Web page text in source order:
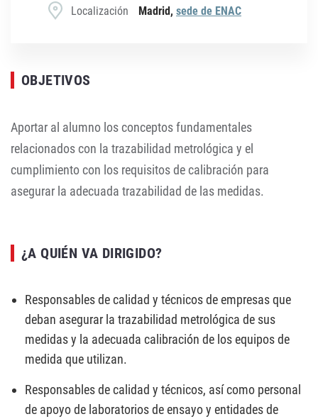
Localización Madrid, sede de ENAC
OBJETIVOS
Aportar al alumno los conceptos fundamentales
relacionados con la trazabilidad metrológica y el
cumplimiento con los requisitos de calibración para
asegurar la adecuada trazabilidad de las medidas.
¿A QUIÉN VA DIRIGIDO?
Responsables de calidad y técnicos de empresas que
deban asegurar la trazabilidad metrológica de sus
medidas y la adecuada calibración de los equipos de
medida que utilizan.
Responsables de calidad y técnicos, así como personal
de apoyo de laboratorios de ensayo y entidades de